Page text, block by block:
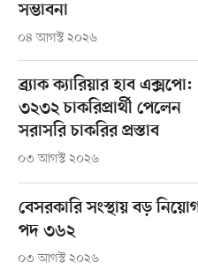
সম্ভাবনা
০৪ আগস্ট ২০২৬
ব্র্যাক ক্যারিয়ার হাব এক্সপো:
৩২৩২ চাকরিপ্রার্থী পেলেন
সরাসরি চাকরির প্রস্তাব
০৩ আগস্ট ২০২৬
বেসরকারি সংস্থায় বড়
পদ ৩৬২
০৩ আগস্ট ২০২৬